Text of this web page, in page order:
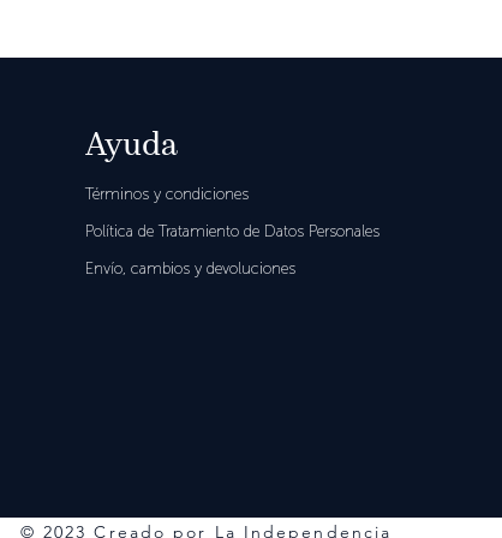
Ayuda
Términos y condiciones
Política de Tratamiento de Datos Personales
Envío, cambios y devoluciones
© 2023 Creado por La Independencia